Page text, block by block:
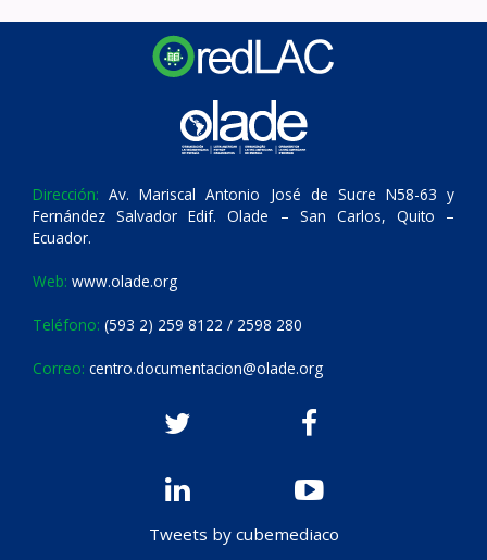
Dirección: Av. Mariscal Antonio José de Sucre N58-63 y
Fernández Salvador Edif. Olade – San Carlos, Quito –
Ecuador.
Web: www.olade.org
Teléfono: (593 2) 259 8122 / 2598 280
Correo: centro.documentacion@olade.org
Tweets by cubemediaco